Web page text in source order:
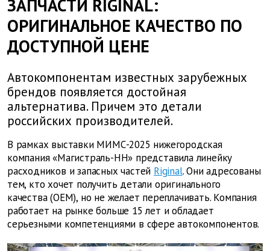
ЗАПЧАСТИ RIGINAL:
ОРИГИНАЛЬНОЕ КАЧЕСТВО ПО
ДОСТУПНОЙ ЦЕНЕ
Автокомпонентам известных зарубежных
брендов появляется достойная
альтернатива. Причем это детали
российских производителей.
В рамках выставки МИМС-2025 нижегородская
компания «Магистраль-НН» представила линейку
расходников и запасных частей Riginal. Они адресованы
тем, кто хочет получить детали оригинального
качества (OEM), но не желает переплачивать. Компания
работает на рынке больше 15 лет и обладает
серьезными компетенциями в сфере автокомпонентов.